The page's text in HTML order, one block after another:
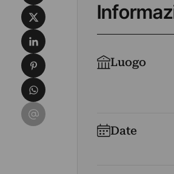
Luogo
Date
Condividi su X
Condividi su LinkedIn
Condividi su Pinterest
Condividi su WhatsApp
Condividi su Email